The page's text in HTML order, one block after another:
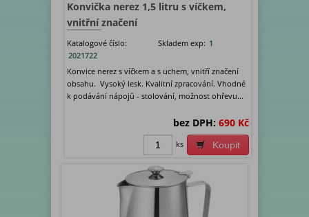
Konvička nerez 1,5 litru s víčkem,
vnitřní značení
Katalogové číslo:
2021722
Skladem exp: 1
Konvice nerez s víčkem a s uchem, vnitří značení
obsahu. Vysoký lesk. Kvalitní zpracování. Vhodné
k podávání nápojů - stolování, možnost ohřevu...
bez DPH: 690 Kč
Koupit
ks